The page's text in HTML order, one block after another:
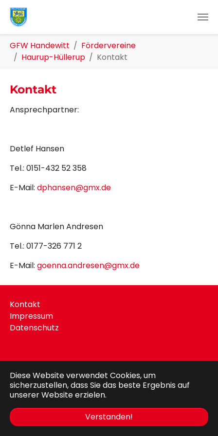
Diese Website verwendet Cookies, um
sicherzustellen, dass Sie das beste Ergebnis auf
unserer Website erzielen.
Verstanden!
Zum Hauptinhalt springen
GFW Handewitt
Fördervereine
Haurup-Hüllerup
Kontakt
Kontakt
Ansprechpartner:
Detlef Hansen
Tel.: 0151-432 52 358
E-Mail: dphansen@gmx.de
Gönna Marlen Andresen
Tel.: 0177-326 771 2
E-Mail: goenna.andresen@gmx.de
Kontakt
Impressum
Datenschutz